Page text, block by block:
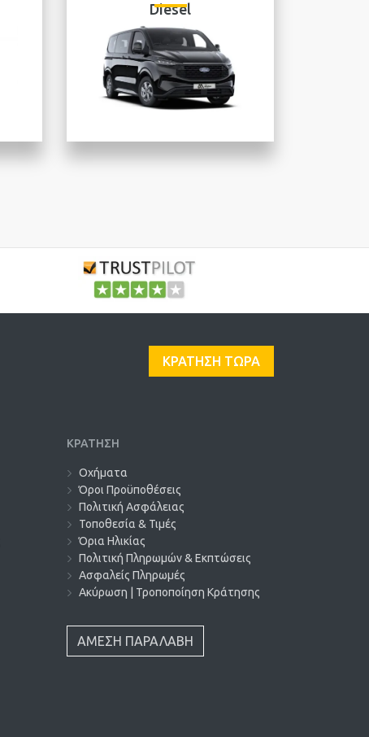
Diesel
ΚΡΑΤΗΣΗ ΤΩΡΑ
ΚΡΑΤΗΣΗ
Οχήματα
Όροι Προϋποθέσεις
Πολιτική Ασφάλειας
Τοποθεσία & Τιμές
Όρια Ηλικίας
Πολιτική Πληρωμών & Εκπτώσεις
Ασφαλείς Πληρωμές
Ακύρωση | Τροποποίηση Κράτησης
ΑΜΕΣΗ ΠΑΡΑΛΑΒΗ